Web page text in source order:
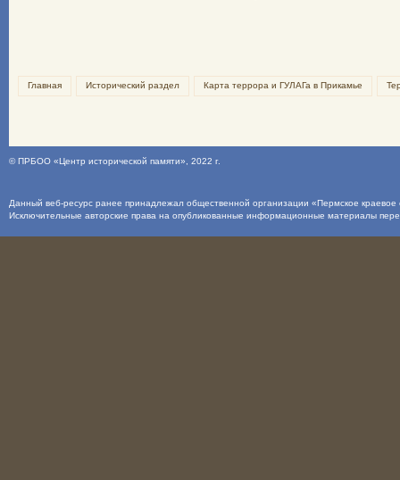
Главная Исторический раздел Карта террора и ГУЛАГа в Прикамье
©ПРБОО «Центр исторической памяти» , 2022 г.
Данный веб-ресурс ранее принадлежал общественной организации «Пермское
Исключительные авторские права на опубликованные информационные материалы